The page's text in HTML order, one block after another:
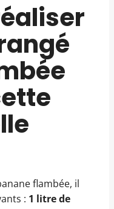
flambée, il
: 1 litre de